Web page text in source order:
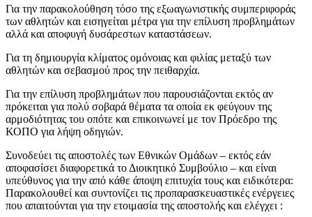
Για την παρακολούθηση τόσο της εξωαγωνιστικής συμπεριφοράς
των αθλητών και εισηγείται μέτρα για την επίλυση προβλημάτων
αλλά και αποφυγή δυσάρεστων καταστάσεων.
Για τη δημιουργία κλίματος ομόνοιας και φιλίας μεταξύ των
αθλητών και σεβασμού προς την πειθαρχία.
Για την επίλυση προβλημάτων που παρουσιάζονται εκτός αν
πρόκειται για πολύ σοβαρά θέματα τα οποία εκ φεύγουν της
αρμοδιότητας του οπότε και επικοινωνεί με τον Πρόεδρο της
ΚΟΠΟ για λήψη οδηγιών.
Συνοδεύει τις αποστολές των Εθνικών Ομάδων – εκτός εάν
αποφασίσει διαφορετικά το Διοικητικό Συμβούλιο – και είναι
υπεύθυνος για την από κάθε άποψη επιτυχία τους και ειδικότερα:
Παρακολουθεί και συντονίζει τις προπαρασκευαστικές ενέργειες
που απαιτούνται για την ετοιμασία της αποστολής και ελέγχει :